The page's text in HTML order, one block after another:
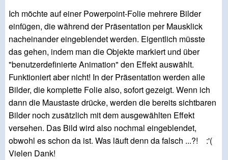
Ich möchte auf einer Powerpoint-Folie mehrere Bilder
einfügen, die während der Präsentation per Mausklick
nacheinander eingeblendet werden. Eigentlich müsste
das gehen, indem man die Objekte markiert und über
"benutzerdefinierte Animation" den Effekt auswählt.
Funktioniert aber nicht! In der Präsentation werden alle
Bilder, die komplette Folie also, sofort gezeigt. Wenn ich
dann die Maustaste drücke, werden die bereits sichtbaren
Bilder noch zusätzlich mit dem ausgewählten Effekt
versehen. Das Bild wird also nochmal eingeblendet,
obwohl es schon da ist. Was läuft denn da falsch ...?! :'(
Vielen Dank!